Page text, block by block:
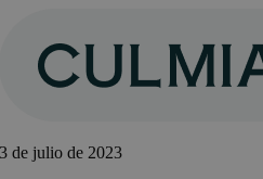
contenido
3 de julio de 2023